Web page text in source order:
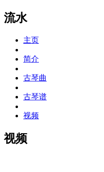
流水
主页
简介
古琴曲
古琴谱
视频
视频